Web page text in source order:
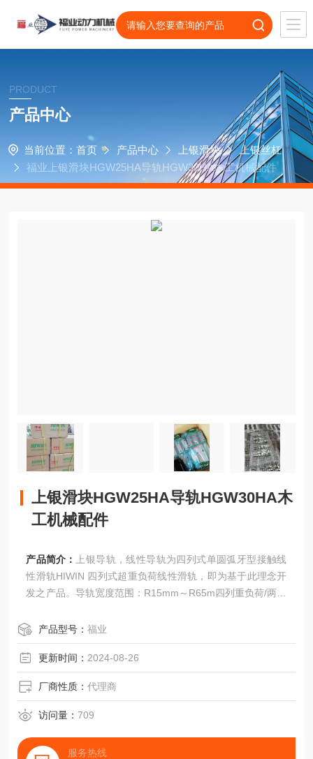
PRODUCT
产品中心
当前位置： 首页 产品中心 上银滑块
上银丝杠
福业上银滑块HGW25HA导轨HGW30HA木工机械配件
上银滑块HGW25HA导轨HGW30HA木
工机械配件
产品简介：
上银导轨，线性导轨为四列式单圆弧牙型接触线
性滑轨HIWIN 四列式超重负荷线性滑轨，即为基于此理念开
发之产品。导轨宽度范围：R15mm～R65m四列重负荷/两列
上银滑块HGW25HA导轨HGW30HA木工机械配件
产品型号：福业
更新时间： 2024-08-26
厂商性质：代理商
访问量：709
服务热线